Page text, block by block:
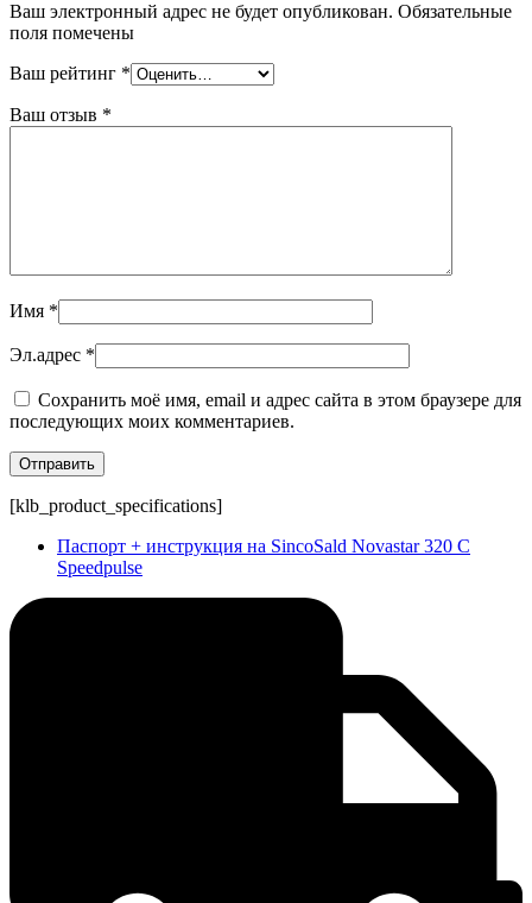
Ваш электронный адрес не будет опубликован. Обязательные
поля помечены
Ваш рейтинг *
Ваш отзыв *
Имя *
Эл.адрес *
Сохранить моё имя, email и адрес сайта в этом браузере для
последующих моих комментариев.
[klb_product_specifications]
Паспорт + инструкция на SincoSald Novastar 320 C
Speedpulse